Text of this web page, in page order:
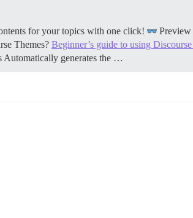
for your topics with one click! Preview
Themes? Beginner’s guide to using
Automatically generates the …